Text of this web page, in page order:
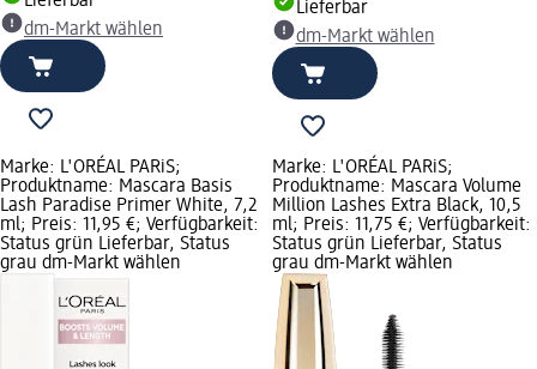
dm-Markt wählen
Lieferbar
dm-Markt wählen
Marke: L'ORÉAL PARiS;
Produktname: Mascara Basis
Lash Paradise Primer White, 7,2
ml; Preis: 11,95 €; Verfügbarkeit:
Status grün Lieferbar, Status
grau dm-Markt wählen
Marke: L'ORÉAL PARiS;
Produktname: Mascara Volume
Million Lashes Extra Black, 10,5
ml; Preis: 11,75 €; Verfügbarkeit:
Status grün Lieferbar, Status
grau dm-Markt wählen